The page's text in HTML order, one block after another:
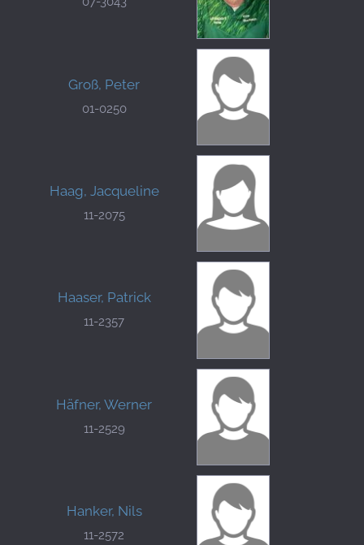
Groß, Peter
01-0250
Haag, Jacqueline
11-2075
Haaser, Patrick
11-2357
Häfner, Werner
11-2529
Hanker, Nils
11-2572